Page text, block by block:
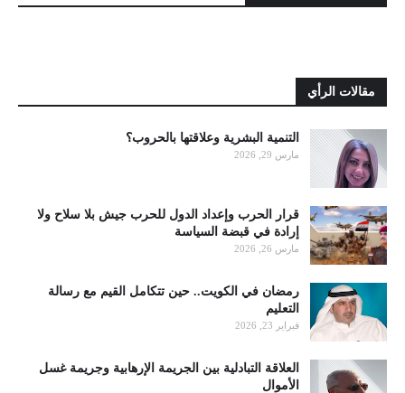
مقالات الرأي
التنمية البشرية وعلاقتها بالحروب؟
مارس 29, 2026
قرار الحرب وإعداد الدول للحرب جيش بلا سلاح ولا
إرادة في قبضة السياسة
مارس 26, 2026
رمضان في الكويت.. حين تتكامل القيم مع رسالة
التعليم
فبراير 23, 2026
العلاقة التبادلية بين الجريمة الإرهابية وجريمة غسل
الأموال